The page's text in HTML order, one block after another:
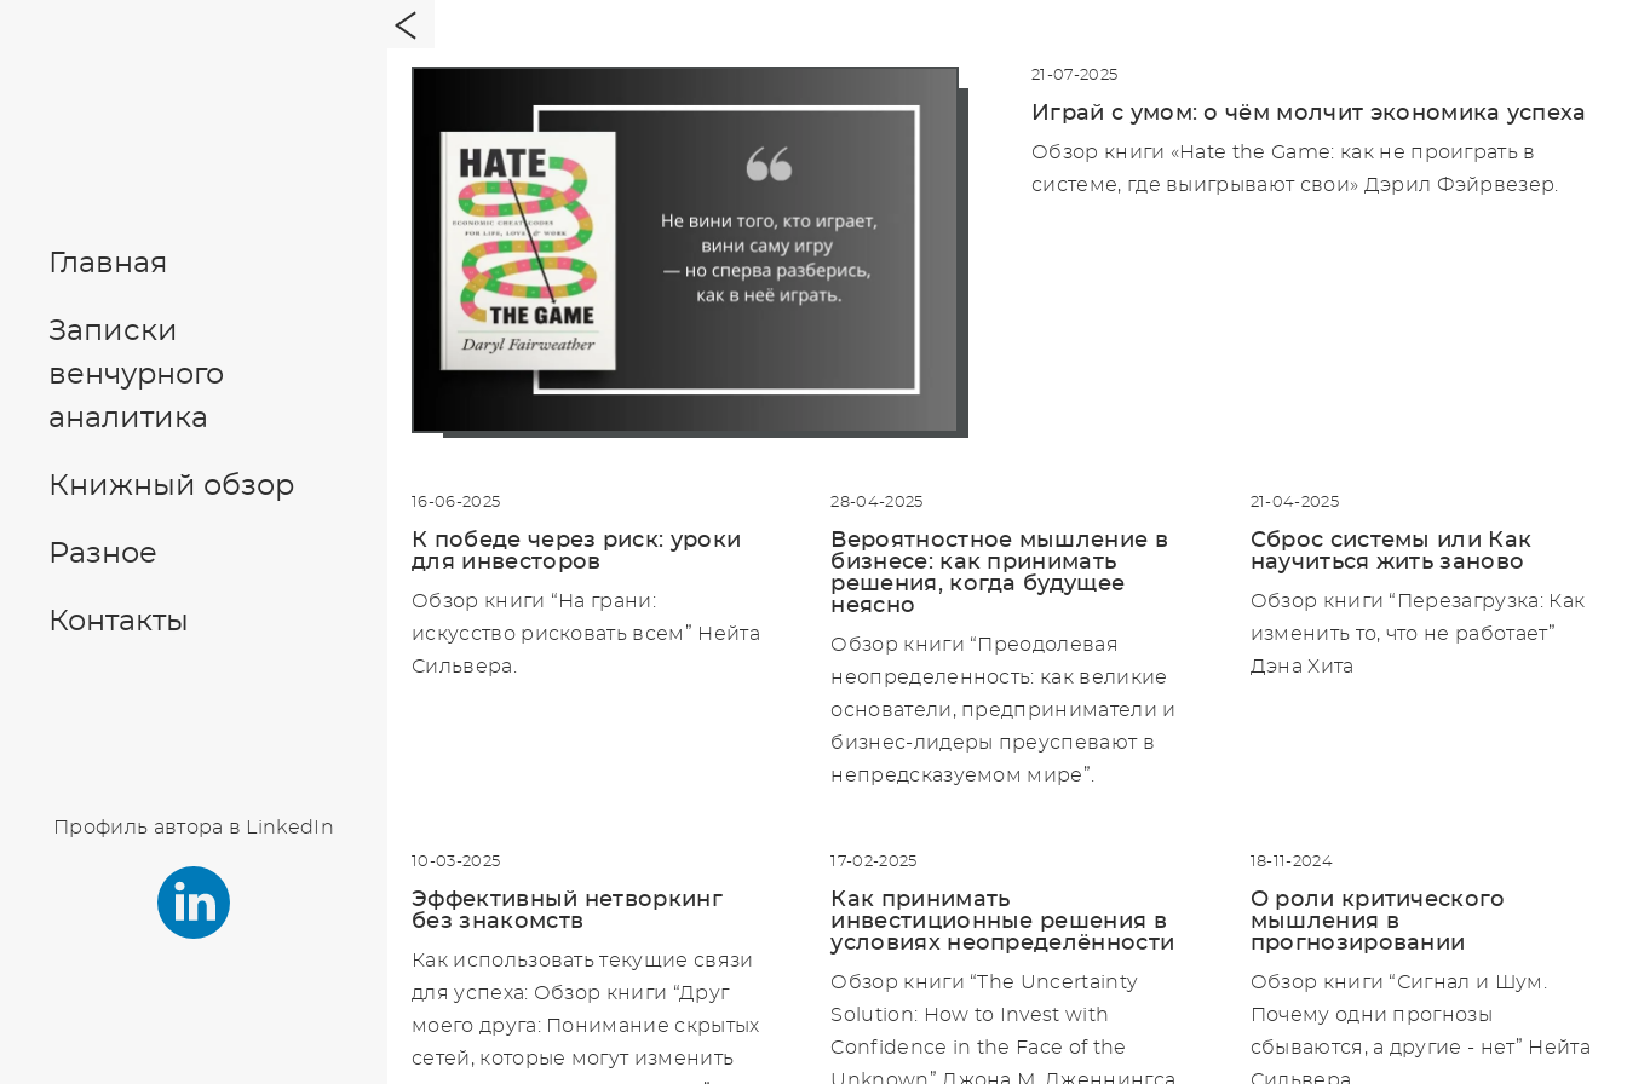
Главная
Записки
венчурного
аналитика
Книжный обзор
Разное
Контакты
Профиль автора в LinkedIn
21-07-2025
Играй с умом: о чём молчит экономика успеха
Обзор книги «Hate the Game: как не проиграть в
системе, где выигрывают свои» Дэрил Фэйрвезер.
16-06-2025
К победе через риск: уроки
для инвесторов
Обзор книги “На грани:
искусство рисковать всем” Нейта
Сильвера.
28-04-2025
Вероятностное мышление в
бизнесе: как принимать
решения, когда будущее
неясно
Обзор книги “Преодолевая
неопределенность: как великие
основатели, предприниматели и
бизнес-лидеры преуспевают в
непредсказуемом мире”.
21-04-2025
Сброс системы или Как
научиться жить заново
Обзор книги “Перезагрузка: Как
изменить то, что не работает”
Дэна Хита
10-03-2025
Эффективный нетворкинг
без знакомств
Как использовать текущие связи
для успеха: Обзор книги “Друг
моего друга: Понимание скрытых
сетей, которые могут изменить
17-02-2025
Как принимать
инвестиционные решения в
условиях неопределённости
Обзор книги “The Uncertainty
Solution: How to Invest with
Confidence in the Face of the
Unknown” Джона М. Дженнингса
18-11-2024
О роли критического
мышления в
прогнозировании
Обзор книги “Сигнал и Шум.
Почему одни прогнозы
сбываются, а другие - нет” Нейта
Сильвера.